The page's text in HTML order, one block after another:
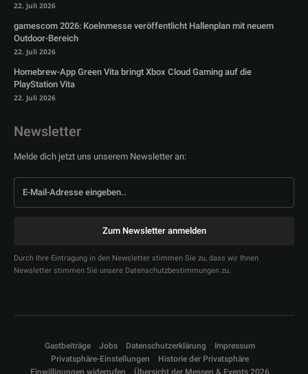
22. Juli 2026
gamescom 2026: Koelnmesse veröffentlicht Hallenplan mit neuem
Outdoor-Bereich
22. Juli 2026
Homebrew-App Green Vita bringt Xbox Cloud Gaming auf die
PlayStation Vita
22. Juli 2026
Newsletter
Melde dich jetzt uns unserem Newsletter an:
Zum Newsletter anmelden
Durch Ihre Eintragung in den Newsletter stimmen Sie zu, dass wir Ihnen
Newsletter stimmen Sie unsere Datenschutzbestimmungen zu.
Gastbeiträge Jobs Datenschutzerklärung
Impressum
Privatsphäre-Einstellungen
Historie der Privatsphäre